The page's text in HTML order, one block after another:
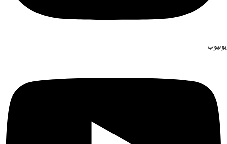
يوتيوب